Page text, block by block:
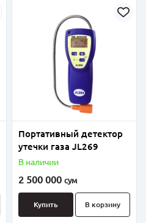
Портативный детектор
утечки газа JL269
В наличии
2 500 000 сум
Купить В корзину